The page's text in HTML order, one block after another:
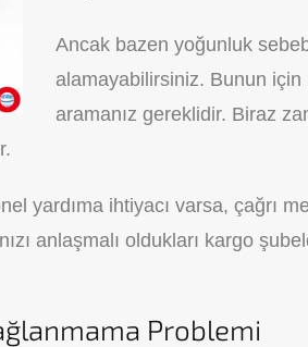
Ancak bazen yoğunluk
alamayabilirsiniz. Bunun için
aramanız gereklidir. Biraz
yardıma ihtiyacı varsa, çağrı
anlaşmalı oldukları kargo
Problemi